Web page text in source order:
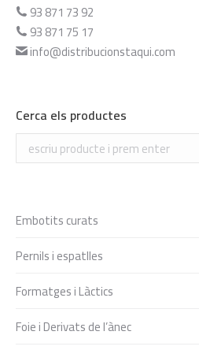
93 871 73 92
93 871 75 17
info@distribucionstaqui.com
Cerca els productes
Search:
Embotits curats
Pernils i espatlles
Formatges i Làctics
Foie i Derivats de l’ànec